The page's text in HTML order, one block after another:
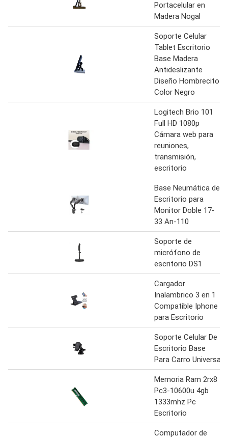
Portacelular en
Madera Nogal
Soporte Celular
Tablet Escritorio
Base Madera
Antideslizante
Diseño Hombrecito
Color Negro
Logitech Brio 101
Full HD 1080p
Cámara web para
reuniones,
transmisión,
escritorio
Base Neumática de
Escritorio para
Monitor Doble 17-
33 An-110
Soporte de
micrófono de
escritorio DS1
Cargador
Inalambrico 3 en 1
Compatible Iphone
para Escritorio
Soporte Celular De
Escritorio Base
Para Carro Universal
Memoria Ram 2rx8
Pc3-10600u 4gb
1333mhz Pc
Escritorio
Computador de